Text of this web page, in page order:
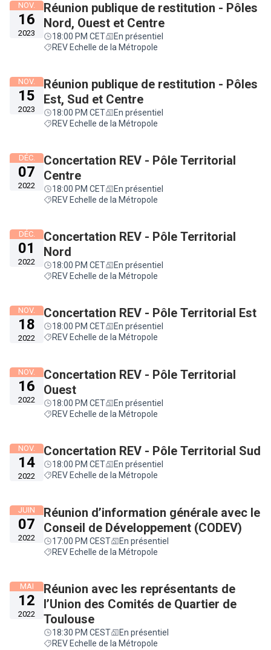
NOV.
16
2023
Réunion publique de restitution - Pôles
Nord, Ouest et Centre
18:00 PM CET
En présentiel
REV Echelle de la Métropole
NOV.
15
2023
Réunion publique de restitution - Pôles
Est, Sud et Centre
18:00 PM CET
En présentiel
REV Echelle de la Métropole
DÉC.
07
2022
Concertation REV - Pôle Territorial
Centre
18:00 PM CET
En présentiel
REV Echelle de la Métropole
DÉC.
01
2022
Concertation REV - Pôle Territorial
Nord
18:00 PM CET
En présentiel
REV Echelle de la Métropole
NOV.
18
2022
Concertation REV - Pôle Territorial Est
18:00 PM CET
En présentiel
REV Echelle de la Métropole
NOV.
16
2022
Concertation REV - Pôle Territorial
Ouest
18:00 PM CET
En présentiel
REV Echelle de la Métropole
NOV.
14
2022
Concertation REV - Pôle Territorial Sud
18:00 PM CET
En présentiel
REV Echelle de la Métropole
JUIN
07
2022
Réunion d’information générale avec le
Conseil de Développement (CODEV)
17:00 PM CEST
En présentiel
REV Echelle de la Métropole
MAI
12
2022
Réunion avec les représentants de
l’Union des Comités de Quartier de
Toulouse
18:30 PM CEST
En présentiel
REV Echelle de la Métropole